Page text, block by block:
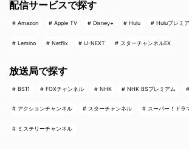
配信サービスで探す
Amazon Apple TV Disney+ Hulu Huluプレミア
Lemino Netflix U-NEXT スターチャンネルEX
放送局で探す
BS11 FOXチャンネル NHK NHK BSプレミアム
アクションチャンネル スターチャンネル スーパー！ドラ
ミステリーチャンネル